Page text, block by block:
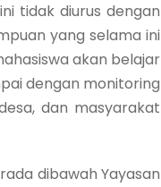
tidak diurus dengan
yang selama ini
akan belajar
dengan monitoring
dan masyarakat
dibawah Yayasan